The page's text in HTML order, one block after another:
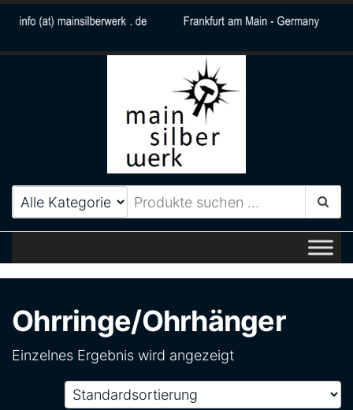
MainSilberWerk
Zeitlos elegantes
Schmuckdesign aus Frankfurt
am Main
Ohrringe/Ohrhänger
Einzelnes Ergebnis wird angezeigt